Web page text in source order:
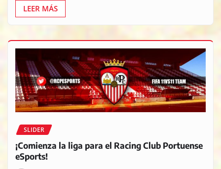
LEER MÁS
SLIDER
¡Comienza la liga para el Racing Club Portuense
eSports!